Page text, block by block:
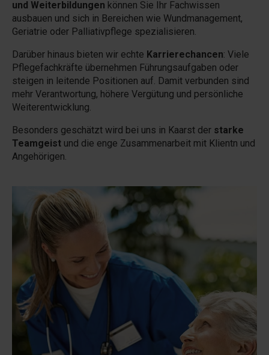
und Weiterbildungen können Sie Ihr Fachwissen
ausbauen und sich in Bereichen wie Wundmanagement,
Geriatrie oder Palliativpflege spezialisieren.
Darüber hinaus bieten wir echte Karrierechancen: Viele
Pflegefachkräfte übernehmen Führungsaufgaben oder
steigen in leitende Positionen auf. Damit verbunden sind
mehr Verantwortung, höhere Vergütung und persönliche
Weiterentwicklung.
Besonders geschätzt wird bei uns in Kaarst der starke
Teamgeist und die enge Zusammenarbeit mit Klientn und
Angehörigen.